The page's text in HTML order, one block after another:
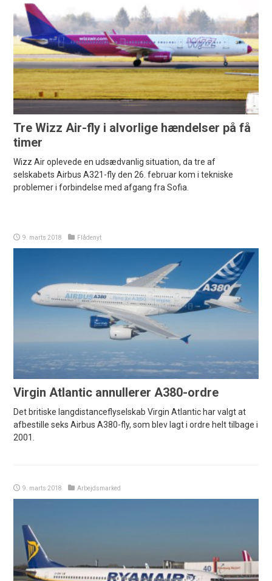
Tre Wizz Air-fly i alvorlige hændelser på få
timer
Wizz Air oplevede en udsædvanlig situation, da tre af
selskabets Airbus A321-fly den 26. februar kom i tekniske
problemer i forbindelse med afgang fra Sofia.
9. marts 2018 Flådenyt
Virgin Atlantic annullerer A380-ordre
Det britiske langdistanceflyselskab Virgin Atlantic har valgt at
afbestille seks Airbus A380-fly, som blev lagt i ordre helt tilbage i
2001.
9. marts 2018 Arbejdsmarked